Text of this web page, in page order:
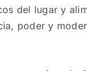
del lugar y
poder y